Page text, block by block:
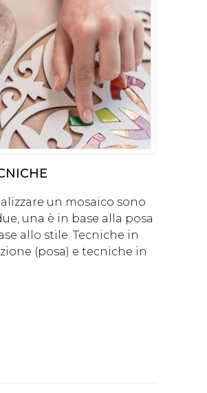
un mosaico sono
una è in base alla posa
allo stile. Tecniche in
(posa) e tecniche in